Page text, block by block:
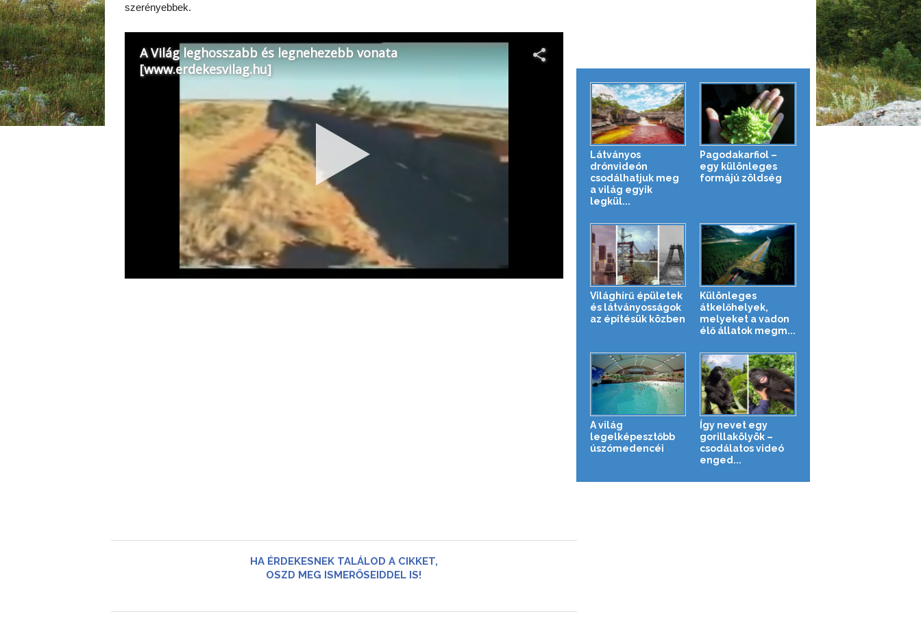
szerényebbek.
HA ÉRDEKESNEK TALÁLOD A CIKKET,
OSZD MEG ISMERŐSEIDDEL IS!
Látványos
drónvideón
csodálhatjuk meg
a világ egyik
legkül...
Pagodakarfiol –
egy különleges
formájú zöldség
Világhírű épületek
és látványosságok
az építésük közben
Különleges
átkelőhelyek,
melyeket a vadon
élő állatok megm...
A világ
legelképesztőbb
úszómedencéi
Így nevet egy
gorillakölyök –
csodálatos videó
enged...